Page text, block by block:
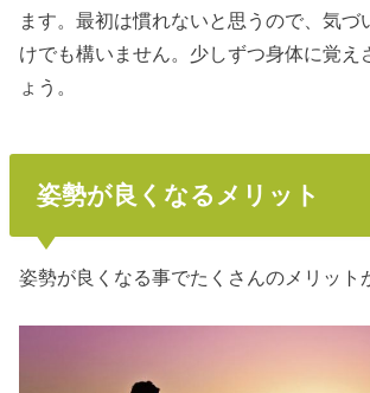
ます。最初は慣れないと思うので、気づ
けでも構いません。少しずつ身体に覚え
ょう。
姿勢が良くなるメリット
姿勢が良くなる事でたくさんのメリット